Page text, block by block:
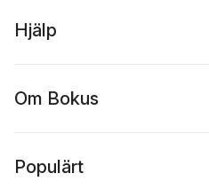
Hjälp
Om Bokus
Populärt